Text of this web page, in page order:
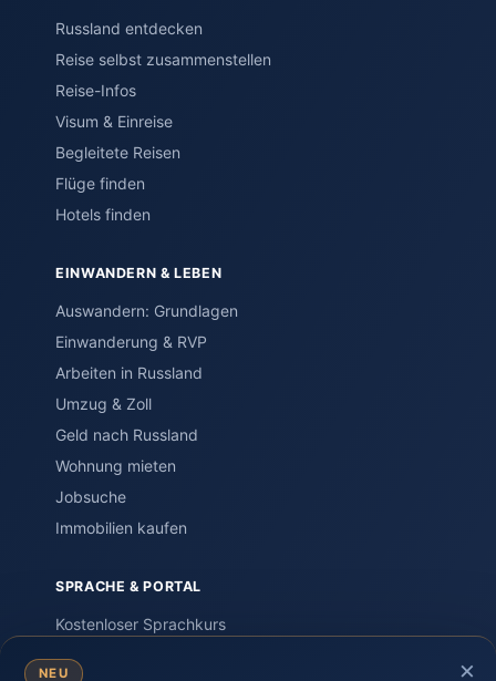
Russland entdecken
Reise selbst zusammenstellen
Reise-Infos
Visum & Einreise
Begleitete Reisen
Flüge finden
Hotels finden
EINWANDERN & LEBEN
Auswandern: Grundlagen
Einwanderung & RVP
Arbeiten in Russland
Umzug & Zoll
Geld nach Russland
Wohnung mieten
Jobsuche
Immobilien kaufen
SPRACHE & PORTAL
Kostenloser Sprachkurs
Einstufungstest
×
NEU